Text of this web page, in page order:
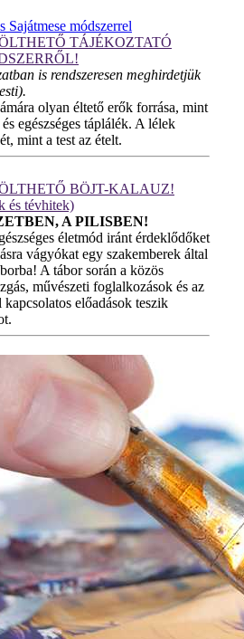
Sajátmese módszerrel
TÁJÉKOZTATÓ
is rendszeresen meghirdetjük
olyan éltető erők forrása, mint
egészséges táplálék. A lélek
mint a test az ételt.
BÖJT-KALAUZ!
és tévhitek)
A PILISBEN!
életmód iránt érdeklődőket
vágyókat egy szakemberek által
A tábor során a közös
művészeti foglalkozások és az
kapcsolatos előadások teszik